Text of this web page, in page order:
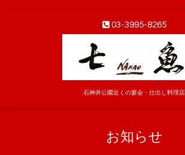
03-3995-8265
石神井公園近くの宴会・仕出し料理店
お知らせ